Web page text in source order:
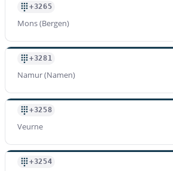
+32770005
Tarif par minute
$0.036/min
+3265
Mons (Bergen)
+3281
Namur (Namen)
+3258
Veurne
+3254